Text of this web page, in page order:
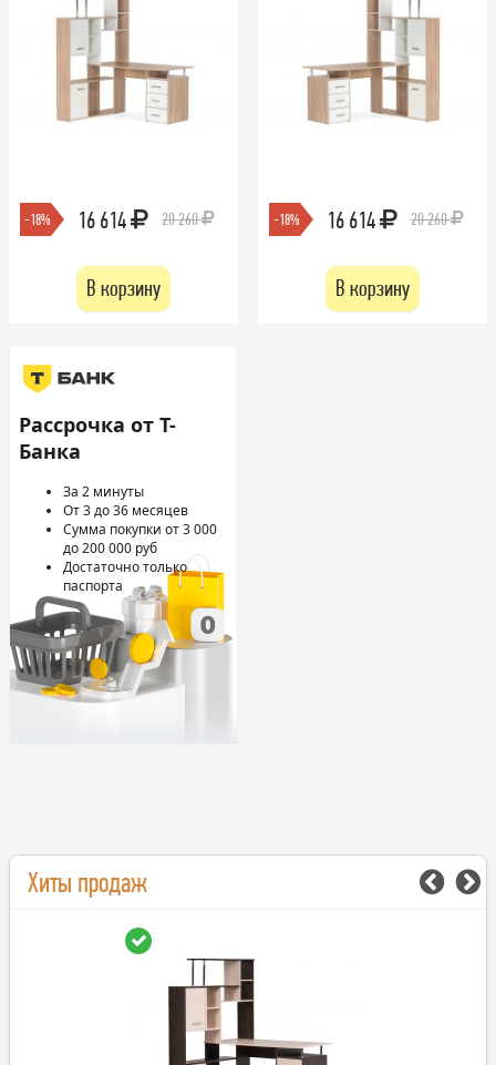
-18% 16 614 20 260
В корзину
-18% 16 614 20 260
В корзину
Рассрочка от Т-
Банка
За 2 минуты
От 3 до 36 месяцев
Сумма покупки от 3 000
до 200 000 руб
Достаточно только
паспорта
Хиты продаж